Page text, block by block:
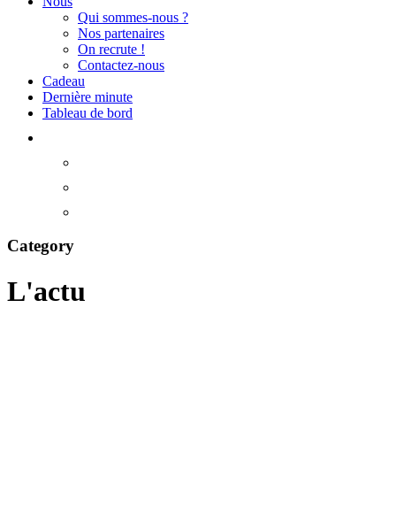
Qui sommes-nous ?
Nos partenaires
On recrute !
Contactez-nous
Cadeau
Dernière minute
Tableau de bord
Category
L'actu